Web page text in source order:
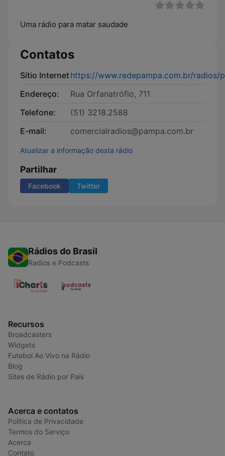
Uma rádio para matar saudade
Contatos
Sítio Internethttps://www.redepampa.com.br/radios/
Endereço:
Rua Orfanatrófio, 711
Telefone:
(51) 3218.2588
E-mail:
comercialradios@pampa.com.br
Atualizar a informação desta rádio
Partilhar
Facebook Twitter
Rádios do Brasil
Radios e Podcasts
Recursos
Broadcasters
Widgets
Futebol Ao Vivo na Rádio
Blog
Sites de Rádio por País
Acerca e contatos
Política de Privacidade
Termos do Serviço
Acerca
Contato